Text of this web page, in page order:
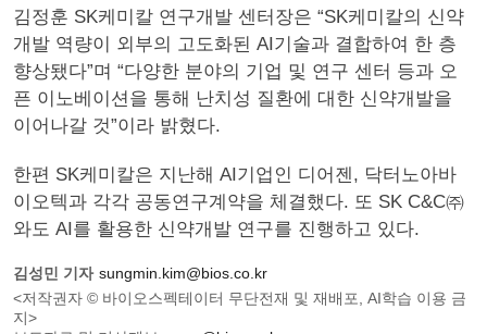
김정훈 SK케미칼 연구개발 센터장은 “SK케미칼의 신약
개발 역량이 외부의 고도화된 AI기술과 결합하여 한 층
향상됐다”며 “다양한 분야의 기업 및 연구 센터 등과 오
픈 이노베이션을 통해 난치성 질환에 대한 신약개발을
이어나갈 것”이라 밝혔다.
한편 SK케미칼은 지난해 AI기업인 디어젠, 닥터노아바
이오텍과 각각 공동연구계약을 체결했다. 또 SK C&C㈜
와도 AI를 활용한 신약개발 연구를 진행하고 있다.
김성민 기자 sungmin.kim@bios.co.kr
<저작권자 © 바이오스펙테이터 무단전재 및 재배포, AI학습 이용 금
지>